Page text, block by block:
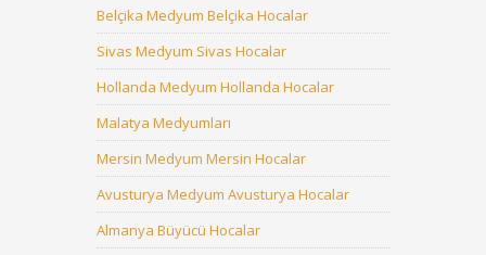
Belçika Medyum Belçika Hocalar
Sivas Medyum Sivas Hocalar
Hollanda Medyum Hollanda Hocalar
Malatya Medyumları
Mersin Medyum Mersin Hocalar
Avusturya Medyum Avusturya Hocalar
Almanya Büyücü Hocalar